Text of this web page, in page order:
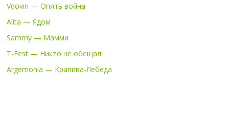
Vdovin — Опять война
Alita — Ядом
Sammy — Мамми
T-Fest — Никто не обещал
Argemonia — Крапива-Лебеда